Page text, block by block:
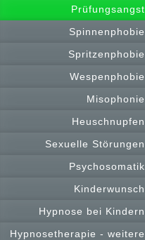
Prüfungsangst
Spinnenphobie
Spritzenphobie
Wespenphobie
Misophonie
Heuschnupfen
Sexuelle Störungen
Psychosomatik
Kinderwunsch
Hypnose bei Kindern
Hypnosetherapie - weitere